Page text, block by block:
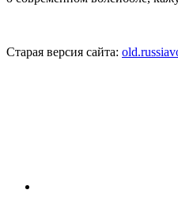
Старая версия сайта: